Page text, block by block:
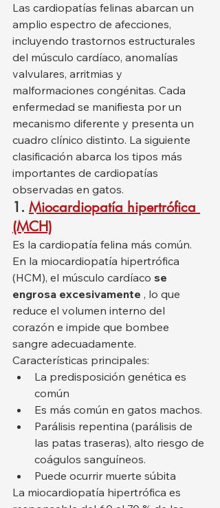
Las cardiopatías felinas abarcan un
amplio espectro de afecciones,
incluyendo trastornos estructurales
del músculo cardíaco, anomalías
valvulares, arritmias y
malformaciones congénitas. Cada
enfermedad se manifiesta por un
mecanismo diferente y presenta un
cuadro clínico distinto. La siguiente
clasificación abarca los tipos más
importantes de cardiopatías
observadas en gatos.
1. Miocardiopatía hipertrófica
(MCH)
Es la cardiopatía felina más común.
En la miocardiopatía hipertrófica
(HCM), el músculo cardíaco se
engrosa excesivamente , lo que
reduce el volumen interno del
corazón e impide que bombee
sangre adecuadamente.
Características principales:
La predisposición genética es
común
Es más común en gatos machos.
Parálisis repentina (parálisis de
las patas traseras), alto riesgo de
coágulos sanguíneos.
Puede ocurrir muerte súbita
La miocardiopatía hipertrófica es